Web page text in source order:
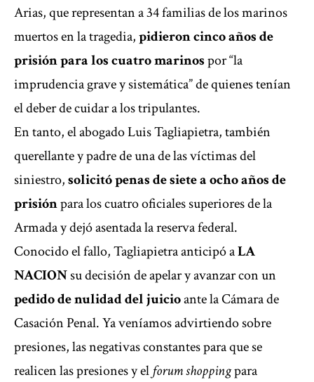
Arias, que representan a 34 familias de los marinos
muertos en la tragedia,pidieron cinco años de
prisión para los cuatro marinospor “la
imprudencia grave y sistemática” de quienes tenían
el deber de cuidar a los tripulantes.
En tanto, el abogado Luis Tagliapietra, también
querellante y padre de una de las víctimas del
siniestro,solicitó penas de siete a ocho años de
prisiónpara los cuatro oficiales superiores de la
Armada y dejó asentada la reserva federal.
Conocido el fallo, Tagliapietra anticipó aLA
NACIONsu decisión de apelar y avanzar con un
pedido de nulidad del juicioante la Cámara de
Casación Penal. Ya veníamos advirtiendo sobre
presiones, las negativas constantes para que se
realicen las presiones y elforum shoppingpara